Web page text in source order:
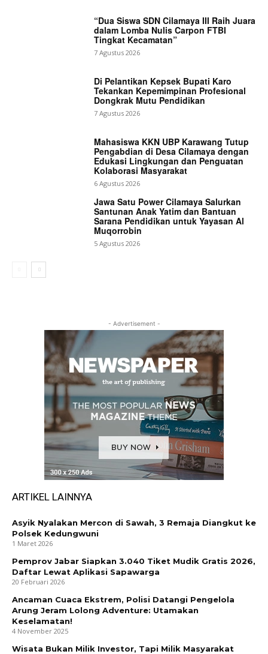
“Dua Siswa SDN Cilamaya III Raih Juara
dalam Lomba Nulis Carpon FTBI
Tingkat Kecamatan”
7 Agustus 2026
Di Pelantikan Kepsek Bupati Karo
Tekankan Kepemimpinan Profesional
Dongkrak Mutu Pendidikan
7 Agustus 2026
Mahasiswa KKN UBP Karawang Tutup
Pengabdian di Desa Cilamaya dengan
Edukasi Lingkungan dan Penguatan
Kolaborasi Masyarakat
6 Agustus 2026
Jawa Satu Power Cilamaya Salurkan
Santunan Anak Yatim dan Bantuan
Sarana Pendidikan untuk Yayasan Al
Muqorrobin
5 Agustus 2026
- Advertisement -
ARTIKEL LAINNYA
Asyik Nyalakan Mercon di Sawah, 3 Remaja Diangkut ke
Polsek Kedungwuni
1 Maret 2026
Pemprov Jabar Siapkan 3.040 Tiket Mudik Gratis 2026,
Daftar Lewat Aplikasi Sapawarga
20 Februari 2026
Ancaman Cuaca Ekstrem, Polisi Datangi Pengelola
Arung Jeram Lolong Adventure: Utamakan
Keselamatan!
4 November 2025
Wisata Bukan Milik Investor, Tapi Milik Masyarakat